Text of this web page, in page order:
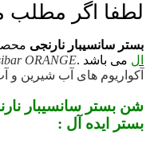
لطفا اگر مطلب
بستر سانسیبار نارنجی
ال می باشد .ORANGE
آکواریوم های آب شیرین
بستر ایده آل :